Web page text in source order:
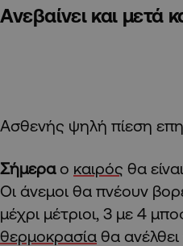
Ανεβαίνει και μετά
Ασθενής ψηλή πίεση
Σήμερα ο καιρός θα
Οι άνεμοι θα πνέουν
μέχρι μέτριοι, 3 με 4
θερμοκρασία θα